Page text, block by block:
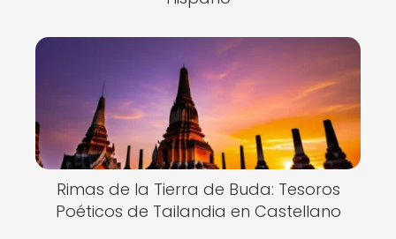
Rimas de la Tierra de Buda: Tesoros
Poéticos de Tailandia en Castellano